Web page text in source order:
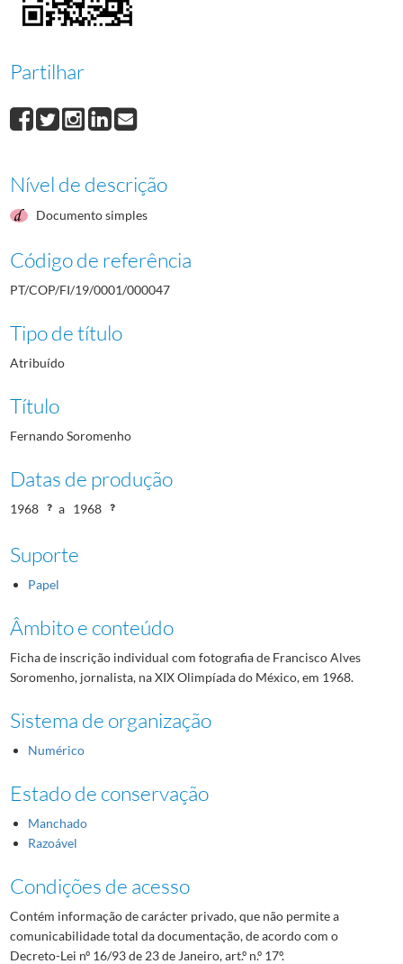
000048Edite Soeiro
000049 Eduardo Baião
000051
Partilhar
Nível de descrição
Documento simples
Código de referência
PT/COP/FI/19/0001/000047
Tipo de título
Atribuído
Título
Fernando Soromenho
Datas de produção
1968 a 1968
Suporte
Papel
Âmbito e conteúdo
Ficha de inscrição individual com fotografia de Francisco Alves
Soromenho, jornalista, na XIX Olimpíada do México, em 1968.
Sistema de organização
Numérico
Estado de conservação
Manchado
Razoável
Condições de acesso
Contém informação de carácter privado, que não permite a
comunicabilidade total da documentação, de acordo com o
Decreto-Lei nº 16/93 de 23 de Janeiro, art.º n.º 17º.